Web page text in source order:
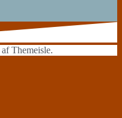
af Themeisle.